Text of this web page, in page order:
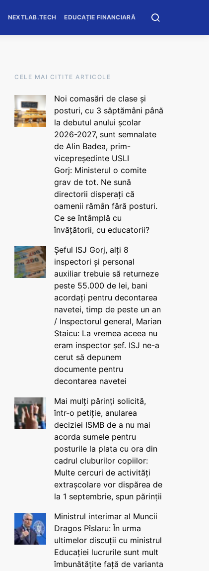
NEXTLAB.TECH EDUCAȚIE FINANCIARĂ
CELE MAI CITITE ARTICOLE
Noi comasări de clase și
posturi, cu 3 săptămâni până
la debutul anului școlar
2026-2027, sunt semnalate
de Alin Badea, prim-
vicepreședinte USLI
Gorj: Ministerul o comite
grav de tot. Ne sună
directorii disperați că
oamenii rămân fără posturi.
Ce se întâmplă cu
învățătorii, cu educatorii?
Șeful ISJ Gorj, alți 8
inspectori și personal
auxiliar trebuie să returneze
peste 55.000 de lei, bani
acordați pentru decontarea
navetei, timp de peste un an
/ Inspectorul general, Marian
Staicu: La vremea aceea nu
eram inspector șef. ISJ ne-a
cerut să depunem
documente pentru
decontarea navetei
Mai mulți părinți solicită,
într-o petiție, anularea
deciziei ISMB de a nu mai
acorda sumele pentru
posturile la plata cu ora din
cadrul cluburilor copiilor:
Multe cercuri de activități
extrașcolare vor dispărea de
la 1 septembrie, spun părinții
Ministrul interimar al Muncii
Dragos Pîslaru: În urma
ultimelor discuții cu ministrul
Educației lucrurile sunt mult
îmbunătățite față de varianta